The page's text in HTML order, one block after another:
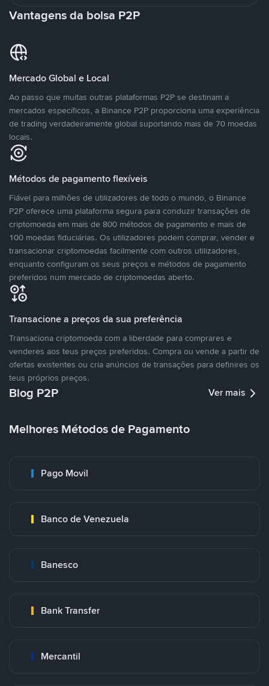
Vantagens da bolsa P2P
Mercado Global e Local
Ao passo que muitas outras plataformas P2P se destinam a
mercados específicos, a Binance P2P proporciona uma experiência
de trading verdadeiramente global suportando mais de 70 moedas
locais.
Métodos de pagamento flexíveis
Fiável para milhões de utilizadores de todo o mundo, o Binance
P2P oferece uma plataforma segura para conduzir transações de
criptomoeda em mais de 800 métodos de pagamento e mais de
100 moedas fiduciárias. Os utilizadores podem comprar, vender e
transacionar criptomoedas facilmente com outros utilizadores,
enquanto configuram os seus preços e métodos de pagamento
preferidos num mercado de criptomoedas aberto.
Transacione a preços da sua preferência
Transaciona criptomoeda com a liberdade para comprares e
venderes aos teus preços preferidos. Compra ou vende a partir de
ofertas existentes ou cria anúncios de transações para definires os
teus próprios preços.
Blog P2P Ver mais
Melhores Métodos de Pagamento
Pago Movil
Banco de Venezuela
Banesco
Bank Transfer
Mercantil